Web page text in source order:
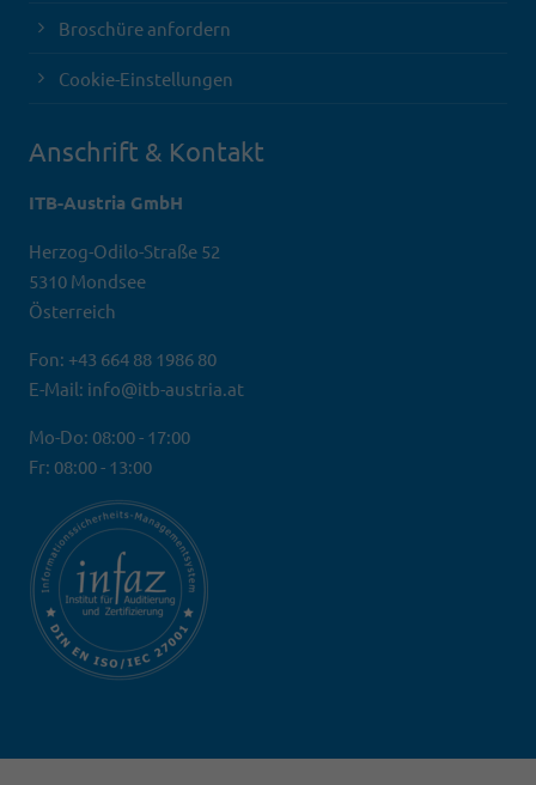
Broschüre anfordern
Cookie-Einstellungen
Anschrift & Kontakt
ITB-Austria GmbH
Herzog-Odilo-Straße 52
5310 Mondsee
Österreich
Fon: +43 664 88 1986 80
E-Mail: info@itb-austria.at
Mo-Do: 08:00 - 17:00
Fr: 08:00 - 13:00